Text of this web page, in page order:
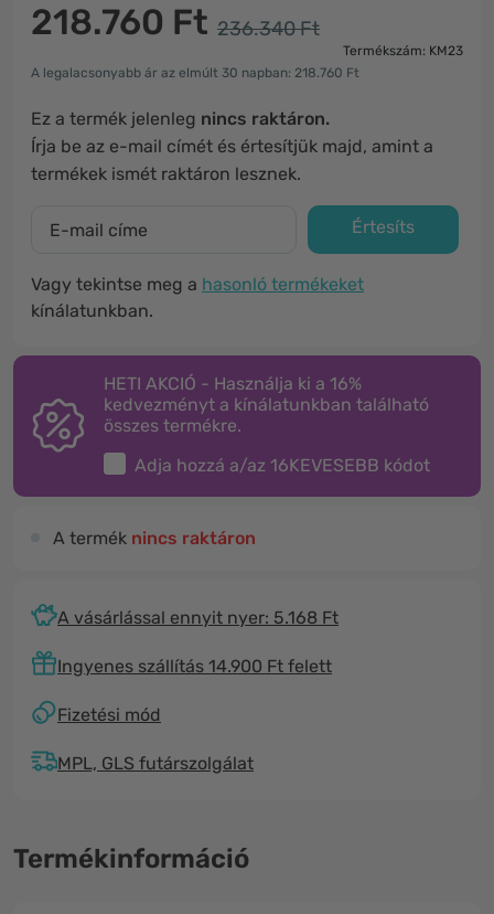
218.760 Ft 236.340 Ft
Termékszám: KM23
A legalacsonyabb ár az elmúlt 30 napban: 218.760 Ft
Ez a termék jelenleg nincs raktáron.
Írja be az e-mail címét és értesítjük majd, amint a
termékek ismét raktáron lesznek.
Értesíts
Vagy tekintse meg a hasonló termékeket
kínálatunkban.
HETI AKCIÓ - Használja ki a 16%
kedvezményt a kínálatunkban található
összes termékre.
Adja hozzá a/az 16KEVESEBB kódot
A termék nincs raktáron
A vásárlással ennyit nyer: 5.168 Ft
Ingyenes szállítás 14.900 Ft felett
Fizetési mód
MPL, GLS futárszolgálat
Termékinformáció